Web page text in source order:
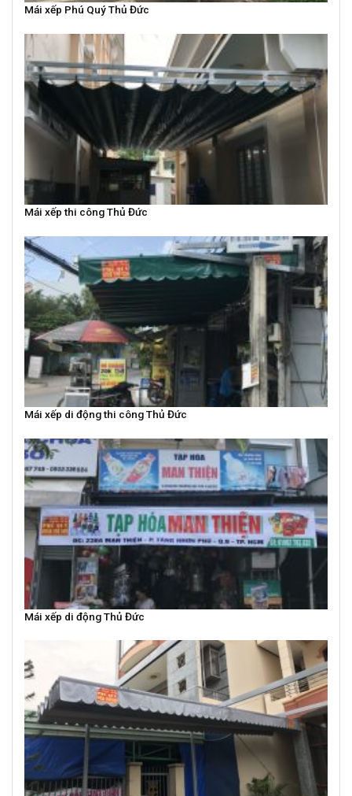
Mái xếp Phú Quý Thủ Đức
Mái xếp thi công Thủ Đức
Mái xếp di động thi công Thủ Đức
Mái xếp di động Thủ Đức